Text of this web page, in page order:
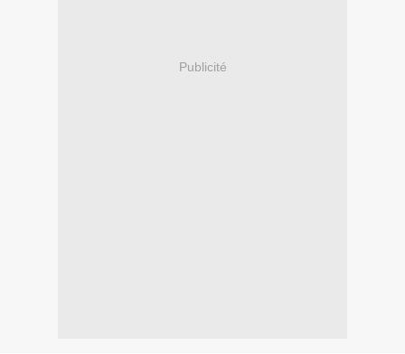
Publicité